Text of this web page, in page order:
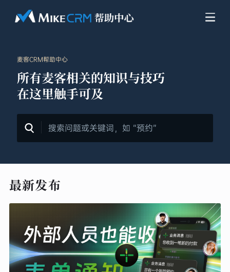
麦客CRM帮助中心
所有麦客相关的知识与技巧
在这里触手可及
最新发布